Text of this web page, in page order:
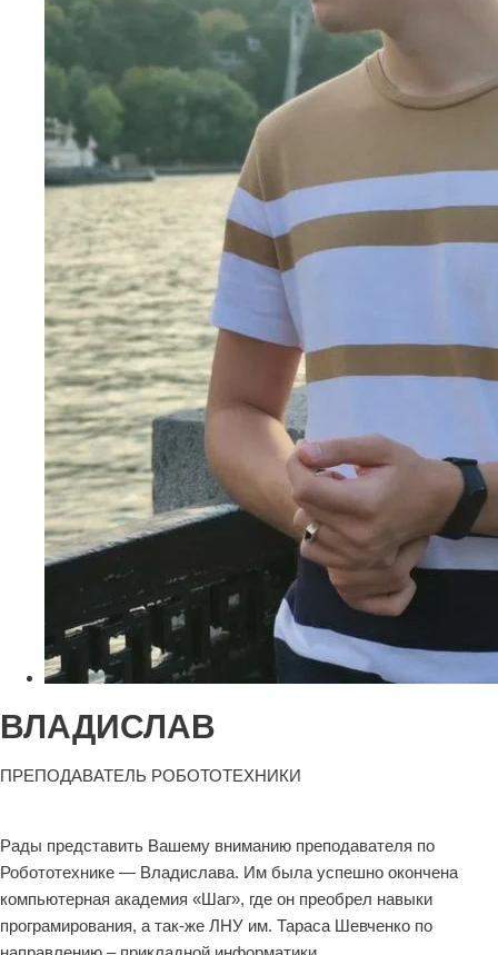
ВЛАДИСЛАВ
ПРЕПОДАВАТЕЛЬ РОБОТОТЕХНИКИ
Рады представить Вашему вниманию преподавателя по
Робототехнике — Владислава. Им была успешно окончена
компьютерная академия «Шаг», где он преобрел навыки
програмирования, а так-же ЛНУ им. Тараса Шевченко по